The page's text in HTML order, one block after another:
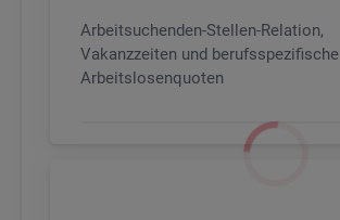
Arbeitsuchenden-Stellen-Relation,
Vakanzzeiten und berufsspezifische
Arbeitslosenquoten